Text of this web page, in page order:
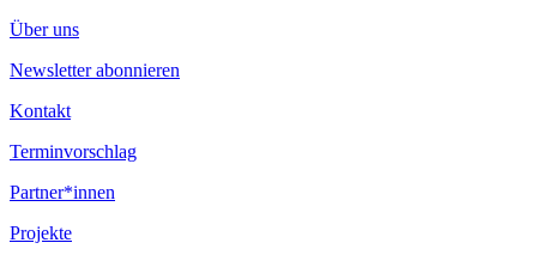
Über uns
Newsletter abonnieren
Kontakt
Terminvorschlag
Partner*innen
Projekte